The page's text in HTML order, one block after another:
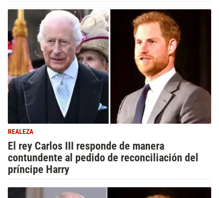
REALEZA
El rey Carlos III responde de manera
contundente al pedido de reconciliación del
príncipe Harry